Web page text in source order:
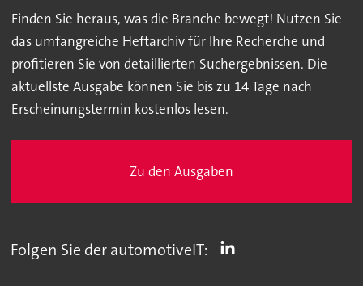
Finden Sie heraus, was die Branche bewegt! Nutzen Sie
das umfangreiche Heftarchiv für Ihre Recherche und
profitieren Sie von detaillierten Suchergebnissen. Die
aktuellste Ausgabe können Sie bis zu 14 Tage nach
Erscheinungstermin kostenlos lesen.
Zu den Ausgaben
Folgen Sie der automotiveIT: